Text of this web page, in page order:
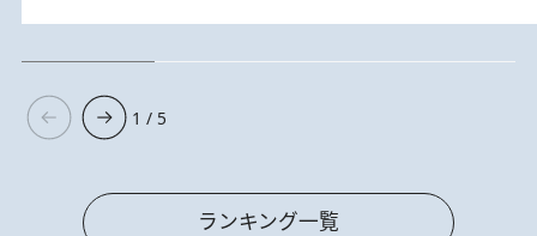
1 / 5
ランキング一覧